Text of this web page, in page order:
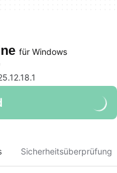
für Windows
Sicherheitsüberprüfung